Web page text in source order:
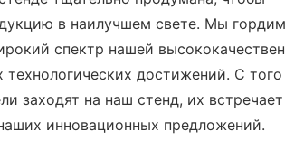
в наилучшем свете. Мы
спектр нашей
достижений. С того
заходят на наш стенд, их встречает
инновационных предложений.